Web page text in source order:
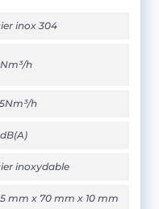
inox 304
h
h
inoxydable
mm x 70 mm x 10 mm